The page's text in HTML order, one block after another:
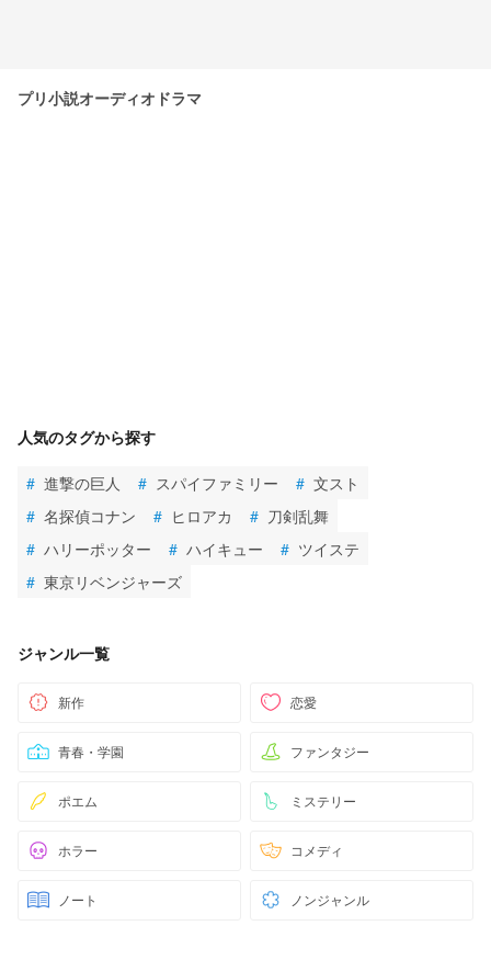
プリ小説オーディオドラマ
人気のタグから探す
# 進撃の巨人 # スパイファミリー # 文スト
# 名探偵コナン # ヒロアカ # 刀剣乱舞
# ハリーポッター # ハイキュー # ツイステ
# 東京リベンジャーズ
ジャンル一覧
新作 恋愛
青春・学園 ファンタジー
ポエム ミステリー
ホラー コメディ
ノート ノンジャンル